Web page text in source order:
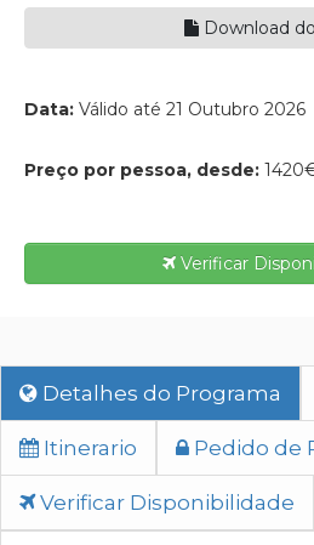
Download
Data: Válido até 21 Outubro 2026
Preço por pessoa, desde:
Verificar
Detalhes do Programa
Itinerario Pedido de
Verificar Disponibilidade